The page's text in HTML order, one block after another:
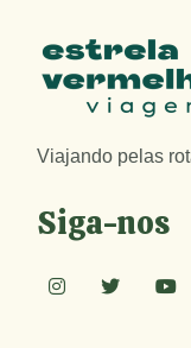
Viajando pelas
Siga-nos